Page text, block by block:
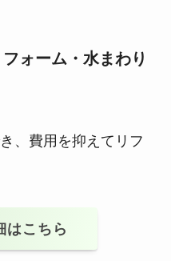
ォーム・水まわり
、費用を抑えてリフ
はこちら